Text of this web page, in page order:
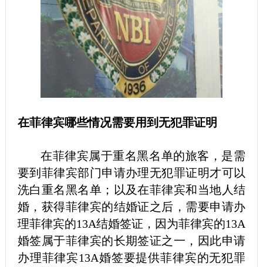
在菲律宾哪些情况需要用到无犯罪证明
在菲律宾属于重名黑名单的旅客，是需
要到菲律宾部门申请办理无犯罪证明才可以
洗白重名黑名单；以及在菲律宾和当地人结
婚，获得菲律宾的结婚证之后，需要申请办
理菲律宾的13A结婚签证，因为菲律宾的13A
婚签属于菲律宾的长期签证之一，因此申请
办理菲律宾13A婚签要提供菲律宾的无犯罪